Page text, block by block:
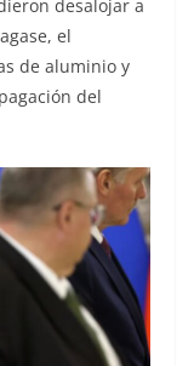
desalojar a
el
de aluminio y
del